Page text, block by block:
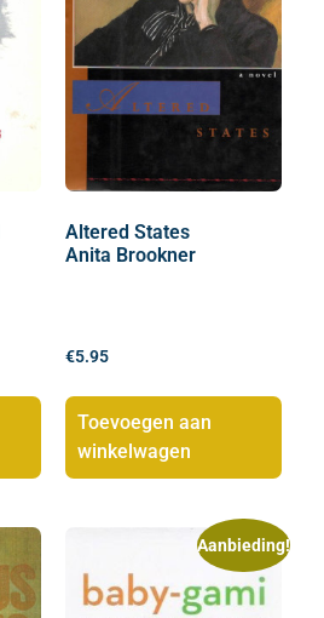
Altered States
Anita Brookner
€5.95
Toevoegen aan
winkelwagen
Aanbieding!